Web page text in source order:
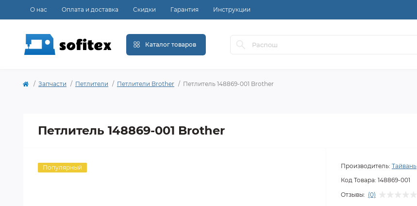
О нас Оплата и доставка Скидки Гарантия Инструкции
Каталог товаров
Запчасти Петлители Петлители Brother Петлитель 148869-001 Brother
Петлитель 148869-001 Brother
Популярный Производитель: Тайвань
Код Товара: 148869-001
Отзывы: (0)